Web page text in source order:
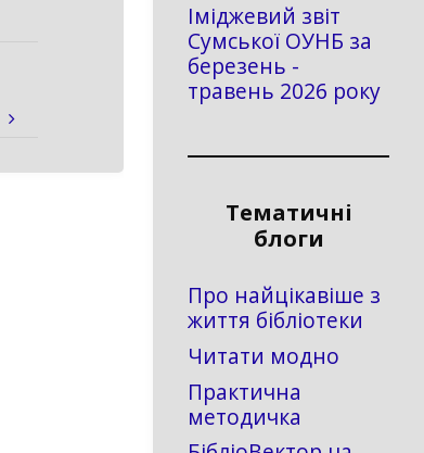
Іміджевий звіт
Сумської ОУНБ за
березень -
травень 2026 року
Тематичні
блоги
Про найцікавіше з
життя бібліотеки
Читати модно
Практична
методичка